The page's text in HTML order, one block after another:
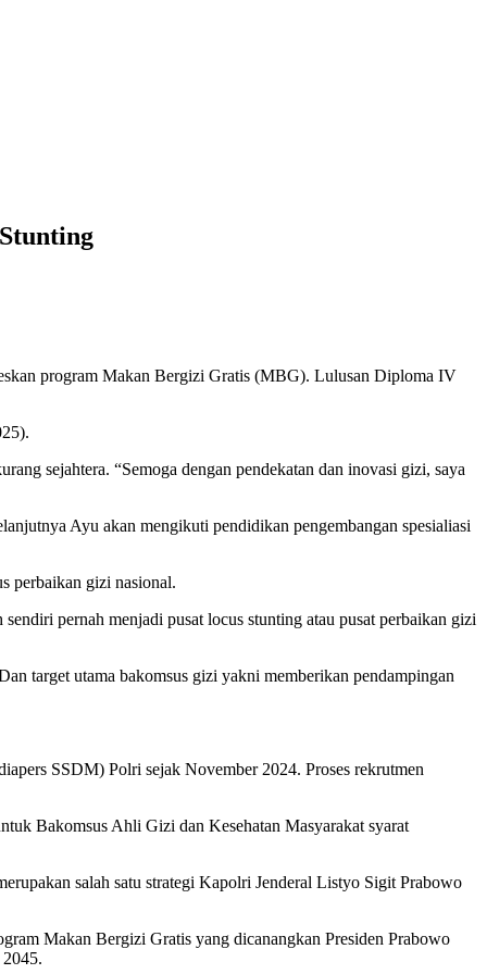
program Makan Bergizi Gratis (MBG). Lulusan Diploma IV
sejahtera. “Semoga dengan pendekatan dan inovasi gizi, saya
Ayu akan mengikuti pendidikan pengembangan spesialiasi
perbaikan gizi nasional.
pernah menjadi pusat locus stunting atau pusat perbaikan gizi
target utama bakomsus gizi yakni memberikan pendampingan
SSDM) Polri sejak November 2024. Proses rekrutmen
Bakomsus Ahli Gizi dan Kesehatan Masyarakat syarat
salah satu strategi Kapolri Jenderal Listyo Sigit Prabowo
Makan Bergizi Gratis yang dicanangkan Presiden Prabowo